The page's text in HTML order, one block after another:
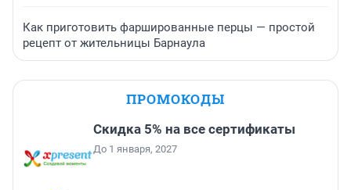
Как приготовить фаршированные перцы — простой
рецепт от жительницы Барнаула
ПРОМОКОДЫ
Скидка 5% на все сертификаты
До 1 января, 2027